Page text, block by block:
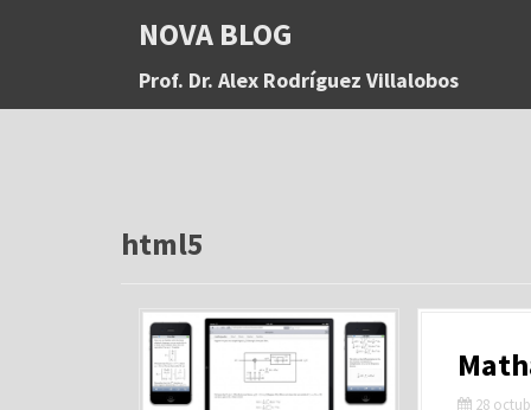
a
NOVA BLOG
Prof. Dr. Alex Rodríguez Villalobos
html5
28